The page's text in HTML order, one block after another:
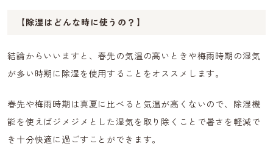
【除湿はどんな時に使うの？】
結論からいいますと、春先の気温の高いときや梅雨時期の湿気
が多い時期に除湿を使用することをオススメします。
春先や梅雨時期は真夏に比べると気温が高くないので、除湿機
能を使えばジメジメとした湿気を取り除くことで暑さを軽減で
き十分快適に過ごすことができます。